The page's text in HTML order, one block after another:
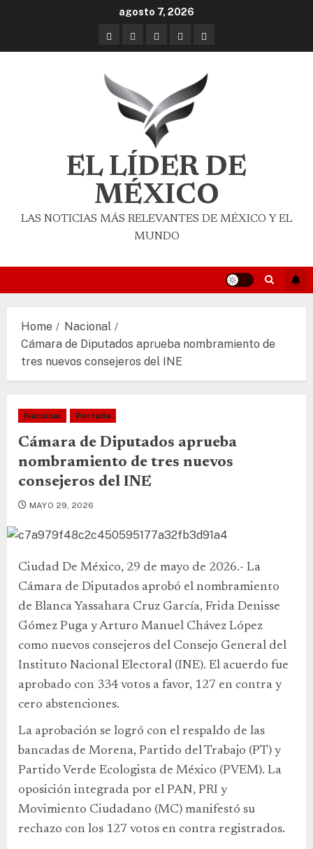
agosto 7, 2026
EL LÍDER DE
MÉXICO
LAS NOTICIAS MÁS RELEVANTES DE MÉXICO Y EL
MUNDO
Home
Nacional
Cámara de Diputados aprueba nombramiento de
tres nuevos consejeros del INE
Nacional Portada
Cámara de Diputados aprueba
nombramiento de tres nuevos
consejeros del INE
MAYO 29, 2026
Ciudad De México, 29 de mayo de 2026.- La
Cámara de Diputados aprobó el nombramiento
de Blanca Yassahara Cruz García, Frida Denisse
Gómez Puga y Arturo Manuel Chávez López
como nuevos consejeros del Consejo General del
Instituto Nacional Electoral (INE). El acuerdo fue
aprobado con 334 votos a favor, 127 en contra y
cero abstenciones.
La aprobación se logró con el respaldo de las
bancadas de Morena, Partido del Trabajo (PT) y
Partido Verde Ecologista de México (PVEM). La
oposición integrada por el PAN, PRI y
Movimiento Ciudadano (MC) manifestó su
rechazo con los 127 votos en contra registrados.